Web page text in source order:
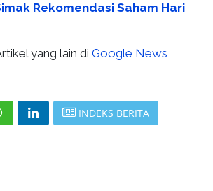
Rekomendasi Saham Hari
yang lain di Google News
INDEKS BERITA